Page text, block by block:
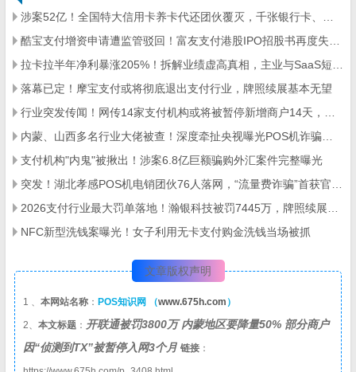
涉案52亿！全国特大信用卡养卡代还团伙覆灭，千张银行卡、数百台POS机被查
酷宝支付增资申请遭监管驳回！富友支付港股IPO招股书再度失效，第三方支付行业严监管信号明确
拉卡拉半年净利暴涨205%！拆解业绩虚高真相，主业与SaaS短板凸显
落幕已定！摩宝支付或将彻底退出支付行业，牌照续展基本无望
行业突发传闻！网传14家支付机构或将被暂停新增商户14天，两大违规乱象成约谈核心
内蒙、山西多名行业大佬被查！深度牵扯央视曝光POS机诈骗大案
支付机构"内鬼"被揪出！涉案6.8亿巨额骗购外汇案件完整曝光
突发！湖北孝感POS机电销团伙76人落网，“流量费诈骗”首获官方定性
2026支付行业最大罚单落地！瀚银科技被罚7445万，牌照续展停滞、合规问题频发
NFC新型洗钱案曝光！女子利用无卡支付购金洗钱当场被抓
文章版权声明
1 、 本网站名称 ： POS知识网 （www.675h.com ）
2、 本文标题 ： 开联通被罚3800万 内蒙地区要降量50% 部分商户
因“侦测到TX”被暂停入网3个月 链接 ：